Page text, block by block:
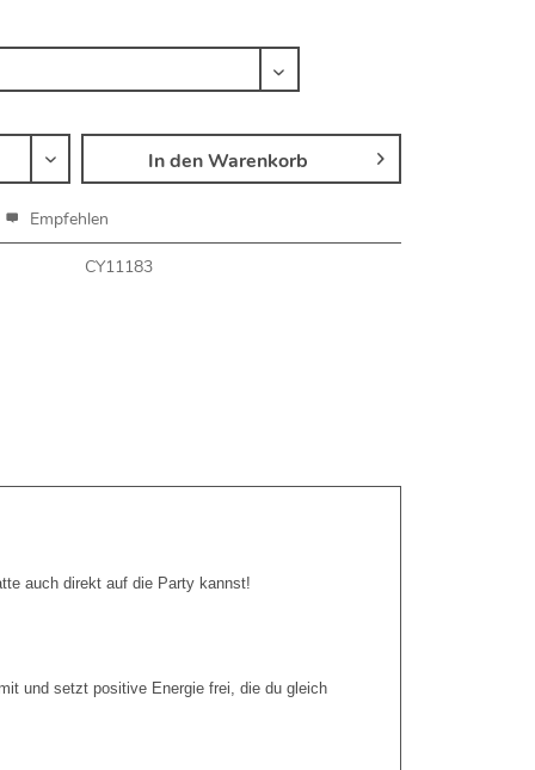
In denWarenkorb
Empfehlen
CY11183
auch direkt auf die Party kannst!
und setzt positive Energie frei, die du gleich